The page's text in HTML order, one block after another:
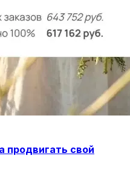
продвигать свой